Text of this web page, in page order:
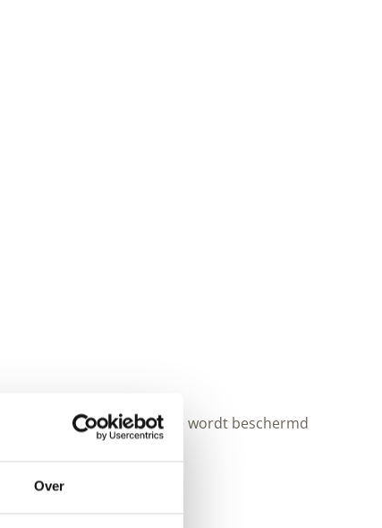
Over
van PayPal, welke wordt beschermd